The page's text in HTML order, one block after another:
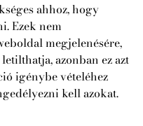
ahhoz, hogy
Ezek nem
megjelenésére,
azonban ez azt
igénybe vételéhez
kell azokat.